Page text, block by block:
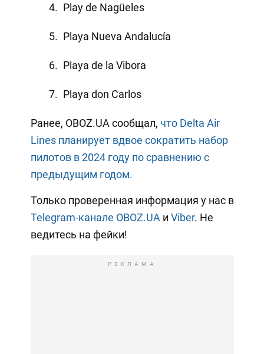
Play de Nagüeles
Playa Nueva Andalucía
Playa de la Vibora
Playa don Carlos
Ранее, OBOZ.UA сообщал, что Delta Air
Lines планирует вдвое сократить набор
пилотов в 2024 году по сравнению с
предыдущим годом.
Только проверенная информация у нас в
Telegram-канале OBOZ.UA и Viber. Не
ведитесь на фейки!
РЕКЛАМА